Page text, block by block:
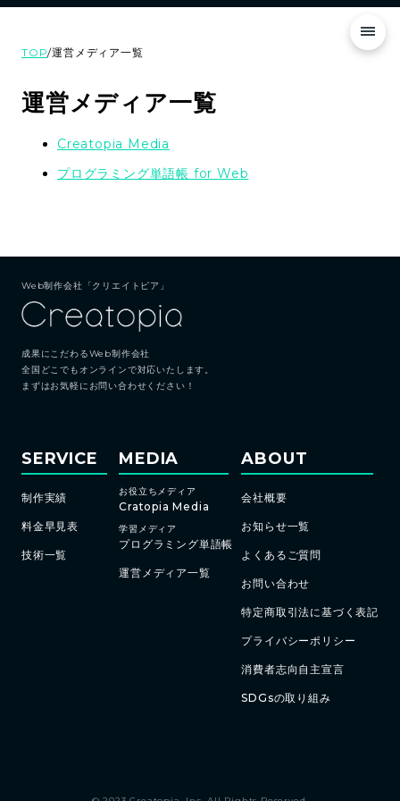
TOP/運営メディア一覧
運営メディア一覧
Creatopia Media
プログラミング単語帳 for Web
Web制作会社「クリエイトピア」
成果にこだわるWeb制作会社
全国どこでもオンラインで対応いたします。
まずはお気軽にお問い合わせください！
SERVICE
制作実績
料金早見表
技術一覧
MEDIA
お役立ちメディア
Cratopia Media
学習メディア
プログラミング単語帳
運営メディア一覧
ABOUT
会社概要
お知らせ一覧
よくあるご質問
お問い合わせ
特定商取引法に基づく表記
プライバシーポリシー
消費者志向自主宣言
SDGsの取り組み